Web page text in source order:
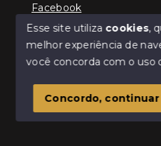
Olá! Estamos
Facebook
© Copyright 2026 - Infinity
SITE PARA IMOBILIARIA
Esse site utiliza cookies,
melhor experiência de
você concorda com o uso
Concordo, continuar